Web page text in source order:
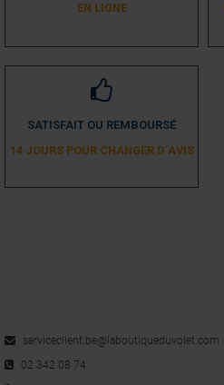
EN LIGNE
SATISFAIT OU REMBOURSÉ
14 JOURS POUR CHANGER D´AVIS
serviceclient.be@laboutiqueduvolet.com
02 342 08 74